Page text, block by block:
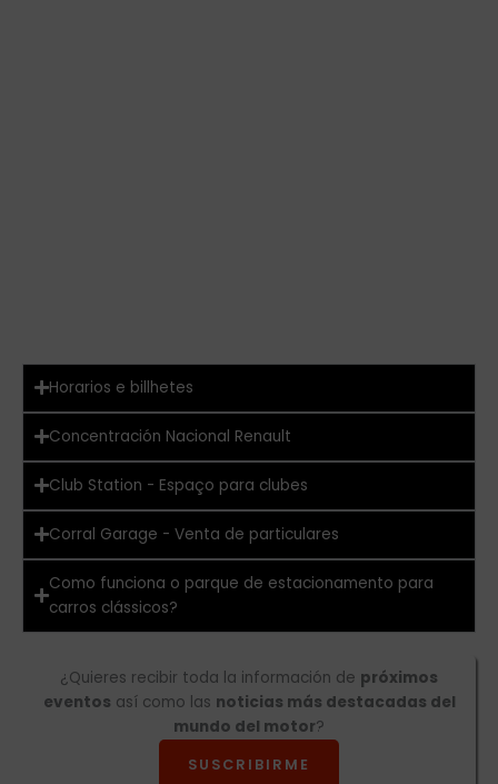
Horarios e billhetes
Concentración Nacional Renault
Club Station - Espaço para clubes
Corral Garage - Venta de particulares
Como funciona o parque de estacionamento para
carros clássicos?
¿Quieres recibir toda la información de próximos
eventos así como las noticias más destacadas del
mundo del motor?
SUSCRIBIRME